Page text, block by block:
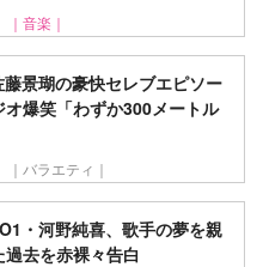
｜音楽｜
景瑚の豪快セレブエピソー
オ爆笑「わずか300メートル
｜バラエティ｜
・河野純喜、歌手の夢を親
去を赤裸々告白